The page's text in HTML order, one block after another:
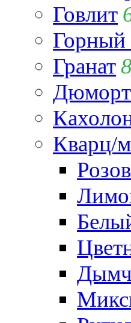
Говлит
Горный
Гранат8
Кварц/